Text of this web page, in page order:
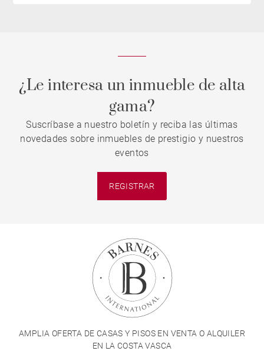
¿Le interesa un inmueble de alta
gama?
Suscríbase a nuestro boletín y reciba las últimas
novedades sobre inmuebles de prestigio y nuestros
eventos
REGISTRAR
AMPLIA OFERTA DE CASAS Y PISOS EN VENTA O ALQUILER
EN LA COSTA VASCA